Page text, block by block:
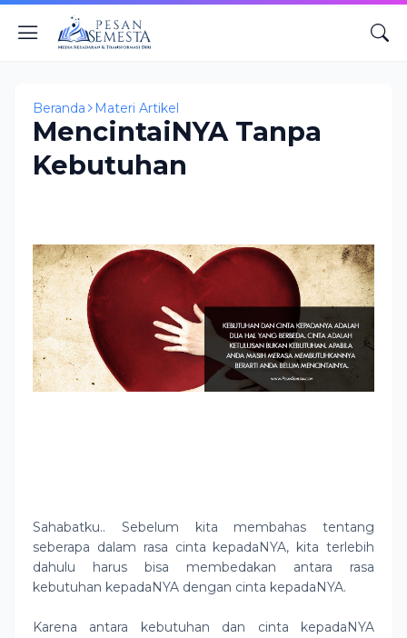
Beranda Materi Artikel
MencintaiNYA Tanpa
Kebutuhan
Sahabatku.. Sebelum kita membahas tentang
seberapa dalam rasa cinta kepadaNYA, kita terlebih
dahulu harus bisa membedakan antara rasa
kebutuhan kepadaNYA dengan cinta kepadaNYA.
Karena antara kebutuhan dan cinta kepadaNYA